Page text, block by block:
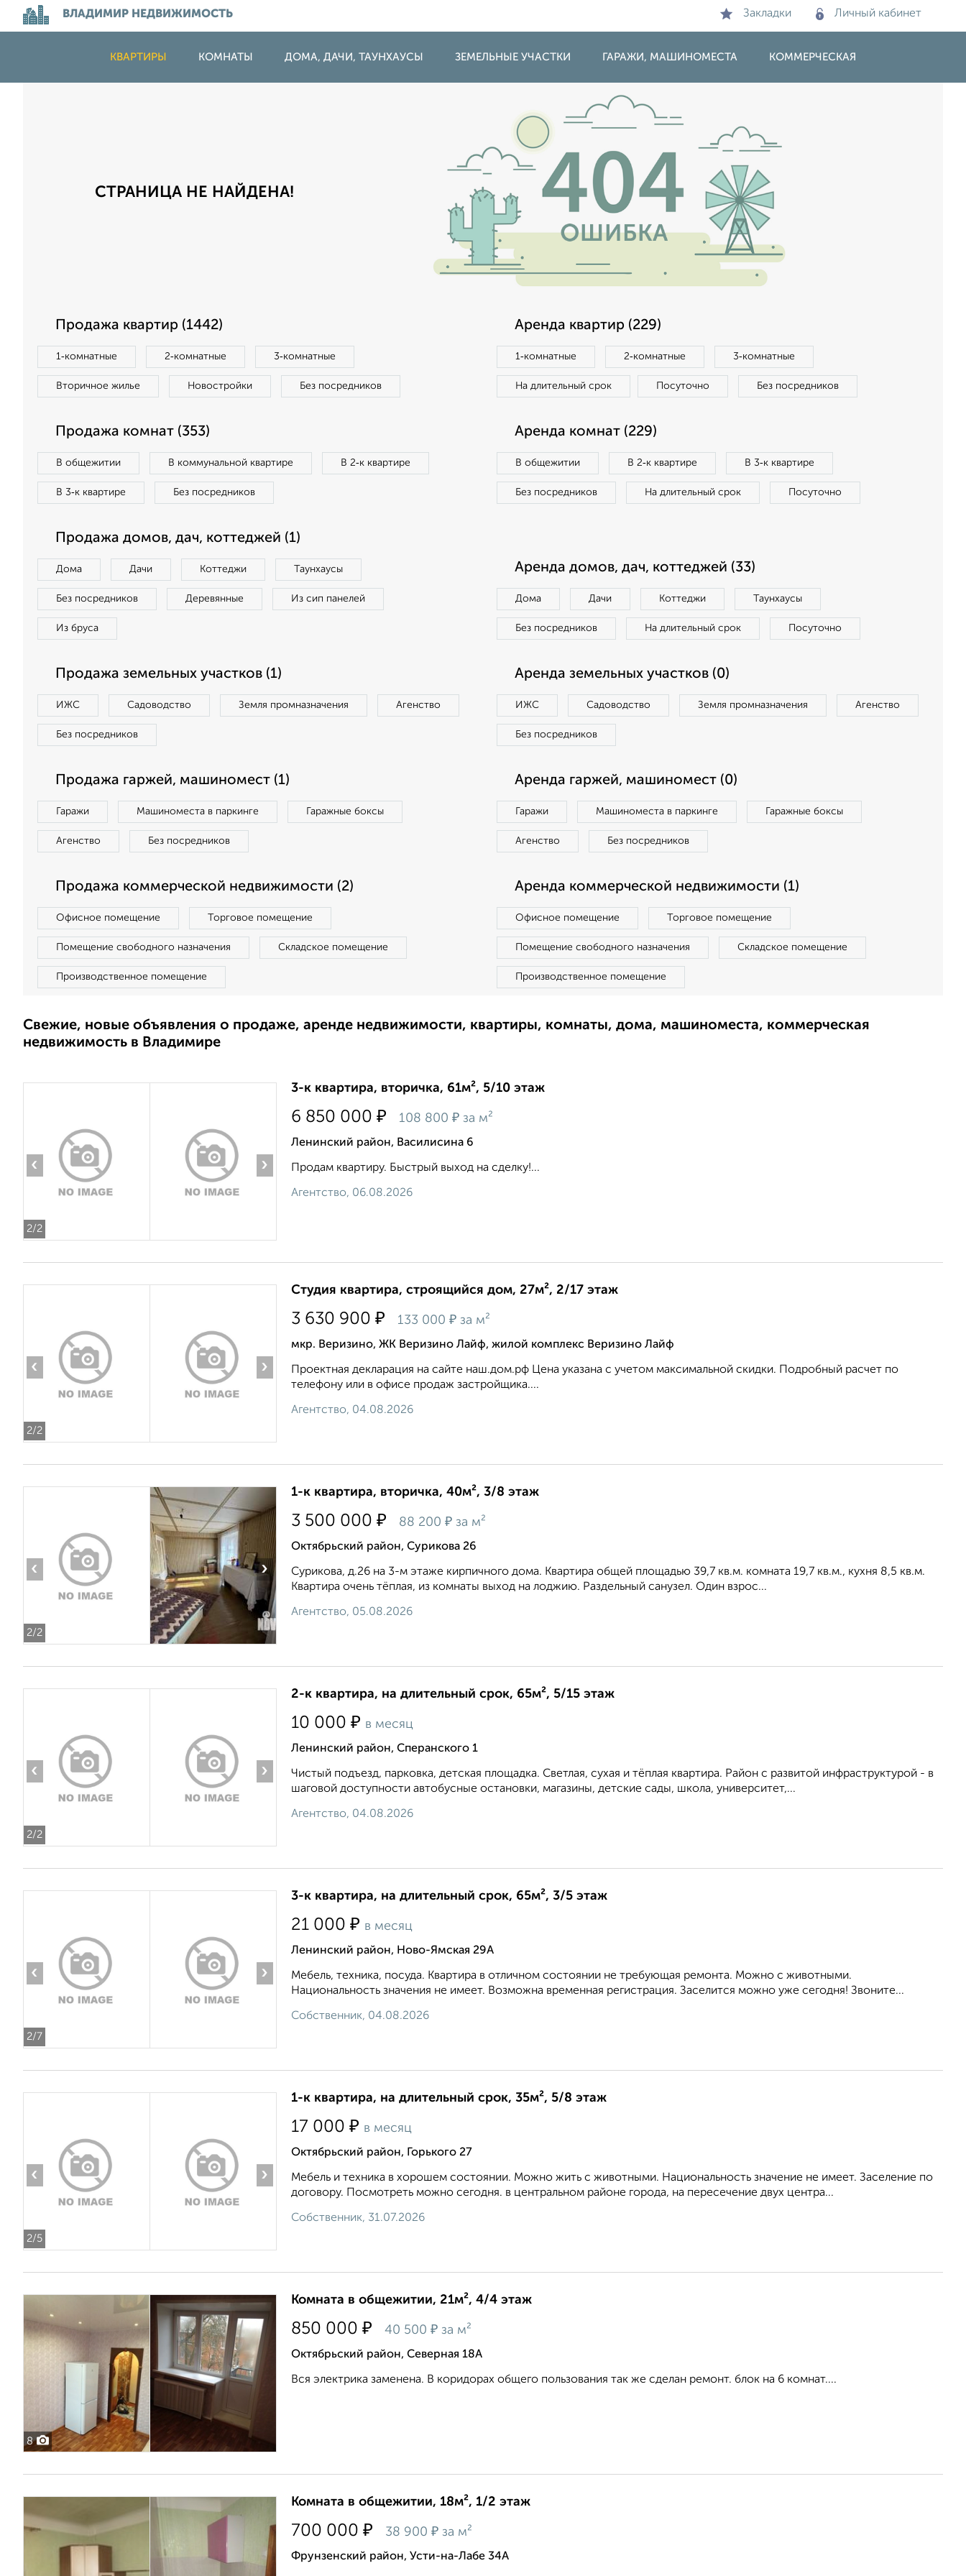
ВЛАДИМИР НЕДВИЖИМОСТЬ Закладки Личный кабинет
КВАРТИРЫ КОМНАТЫ ДОМА, ДАЧИ, ТАУНХАУСЫ ЗЕМЕЛЬНЫЕ УЧАСТКИ ГАРАЖИ, МАШИНОМЕСТА КОММЕРЧЕСКАЯ
СТРАНИЦА НЕ НАЙДЕНА!
Продажа квартир (1442)
1‑комнатные 2‑комнатные 3‑комнатные
Вторичное жилье Новостройки Без посредников
Аренда квартир (229)
1‑комнатные 2‑комнатные 3‑комнатные
На длительный срок Посуточно Без посредников
Продажа комнат (353)
В общежитии В коммунальной квартире В 2‑к квартире
В 3‑к квартире Без посредников
Аренда комнат (229)
В общежитии В 2‑к квартире В 3‑к квартире
Без посредников На длительный срок Посуточно
Продажа домов, дач, коттеджей (1)
Дома Дачи Коттеджи Таунхаусы
Без посредников Деревянные Из сип панелей
Из бруса
Аренда домов, дач, коттеджей (33)
Дома Дачи Коттеджи Таунхаусы
Без посредников На длительный срок Посуточно
Продажа земельных участков (1)
ИЖС Садоводство Земля промназначения Агенство
Без посредников
Аренда земельных участков (0)
ИЖС Садоводство Земля промназначения Агенство
Без посредников
Продажа гаржей, машиномест (1)
Гаражи Машиноместа в паркинге Гаражные боксы
Агенство Без посредников
Аренда гаржей, машиномест (0)
Гаражи Машиноместа в паркинге Гаражные боксы
Агенство Без посредников
Продажа коммерческой недвижимости (2)
Офисное помещение Торговое помещение
Помещение свободного назначения Складское помещение
Производственное помещение
Аренда коммерческой недвижимости (1)
Офисное помещение Торговое помещение
Помещение свободного назначения Складское помещение
Производственное помещение
Свежие, новые объявления о продаже, аренде недвижимости, квартиры, комнаты, дома, машиноместа, коммерческая
недвижимость в Владимире
2/2
‹ ›
3-к квартира, вторичка, 61м², 5/10 этаж
6 850 000 ₽ 108 800 ₽ за м²
Ленинский район, Василисина 6
Продам квартиру. Быстрый выход на сделку!...
Агентство, 06.08.2026
2/2
‹ ›
Студия квартира, строящийся дом, 27м², 2/17 этаж
3 630 900 ₽ 133 000 ₽ за м²
мкр. Веризино, ЖК Веризино Лайф, жилой комплекс Веризино Лайф
Проектная декларация на сайте наш.дом.pф Цена указана с учетом максимальной скидки. Подробный расчет по
телефону или в офисе продаж застройщика....
Агентство, 04.08.2026
2/2
‹ ›
1-к квартира, вторичка, 40м², 3/8 этаж
3 500 000 ₽ 88 200 ₽ за м²
Октябрьский район, Сурикова 26
Сурикова, д.26 на 3-м этаже кирпичного дома. Квартира общей площадью 39,7 кв.м. комната 19,7 кв.м., кухня 8,5 кв.м.
Квартира очень тёплая, из комнаты выход на лоджию. Раздельный санузел. Один взрос...
Агентство, 05.08.2026
2/2
‹ ›
2-к квартира, на длительный срок, 65м², 5/15 этаж
10 000 ₽ в месяц
Ленинский район, Сперанского 1
Чистый подъезд, парковка, детская площадка. Светлая, сухая и тёплая квартира. Район с развитой инфраструктурой - в
шаговой доступности автобусные остановки, магазины, детские сады, школа, университет,...
Агентство, 04.08.2026
2/7
‹ ›
3-к квартира, на длительный срок, 65м², 3/5 этаж
21 000 ₽ в месяц
Ленинский район, Ново-Ямская 29А
Мебель, техника, посуда. Квартира в отличном состоянии не требующая ремонта. Можно с животными.
Национальность значения не имеет. Возможна временная регистрация. Заселится можно уже сегодня! Звоните...
Собственник, 04.08.2026
2/5
‹ ›
1-к квартира, на длительный срок, 35м², 5/8 этаж
17 000 ₽ в месяц
Октябрьский район, Горького 27
Мебель и техника в хорошем состоянии. Можно жить с животными. Национальность значение не имеет. Заселение по
договору. Посмотреть можно сегодня. в центральном районе города, на пересечение двух центра...
Собственник, 31.07.2026
8
Комната в общежитии, 21м², 4/4 этаж
850 000 ₽ 40 500 ₽ за м²
Октябрьский район, Северная 18А
Вся электрика заменена. В коридорах общего пользования так же сделан ремонт. блок на 6 комнат....
Комната в общежитии, 18м², 1/2 этаж
700 000 ₽ 38 900 ₽ за м²
Фрунзенский район, Усти-на-Лабе 34А